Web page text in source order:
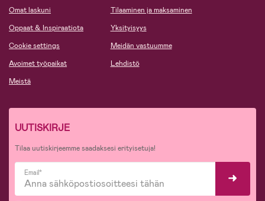
Omat laskuni
Oppaat & Inspiraatiota
Cookie settings
Avoimet työpaikat
Meistä
Tilaaminen ja maksaminen
Yksityisyys
Meidän vastuumme
Lehdistö
UUTISKIRJE
Tilaa uutiskirjeemme saadaksesi erityisetuja!
Email*